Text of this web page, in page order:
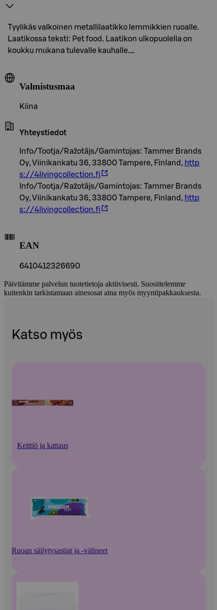
Tyylikäs valkoinen metallilaatikko lemmikkien ruoalle.
Laatikossa teksti: Pet food. Laatikon ulkopuolella on
koukku mukana tulevalle kauhalle.…
Valmistusmaa
Kiina
Yhteystiedot
Info/Tootja/Ražotājs/Gamintojas: Tammer Brands
Oy, Viinikankatu 36, 33800 Tampere, Finland, http
s://4livingcollection.fi
Info/Tootja/Ražotājs/Gamintojas: Tammer Brands
Oy, Viinikankatu 36, 33800 Tampere, Finland, http
s://4livingcollection.fi
EAN
6410412326690
Päivitämme palvelun tuotetietoja aktiivisesti. Suosittelemme
kuitenkin tarkistamaan ainesosat aina myös myyntipakkauksesta.
Katso myös
Keittiö ja kattaus
Ruoan säilytysastiat ja -välineet